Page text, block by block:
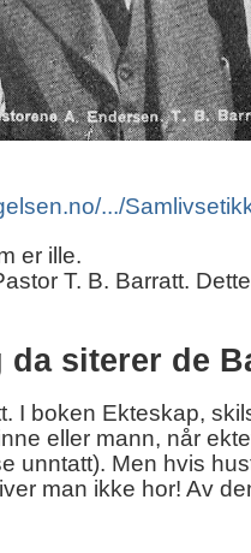
.../
er ille.
T. B. Barratt.
siterer de
I boken Ekteskap,
eller mann, når
unntatt). Men hvis
man ikke hor! Av